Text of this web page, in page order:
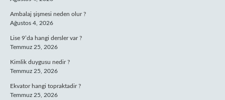
Ambalaj şişmesi neden olur ?
Ağustos 4, 2026
Lise 9’da hangi dersler var ?
Temmuz 25, 2026
Kimlik duygusu nedir ?
Temmuz 25, 2026
Ekvator hangi topraktadir ?
Temmuz 25, 2026